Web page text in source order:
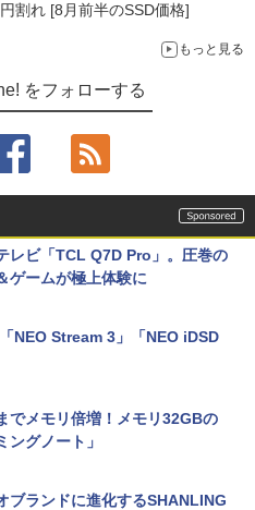
割れ [8月前半のSSD価格]
もっと見る
をフォローする
レビ「TCL Q7D Pro」。圧巻の
ゲームが極上体験に
NEO Stream 3」「NEO iDSD
でメモリ倍増！メモリ32GBの
ングノート」
ブランドに進化するSHANLING